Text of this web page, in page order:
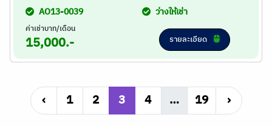
AO13-0039 ว่างให้เช่า
ค่าเช่าบาท/เดือน
15,000.- รายละเอียด
‹ 1 2 3 4 … 19 ›